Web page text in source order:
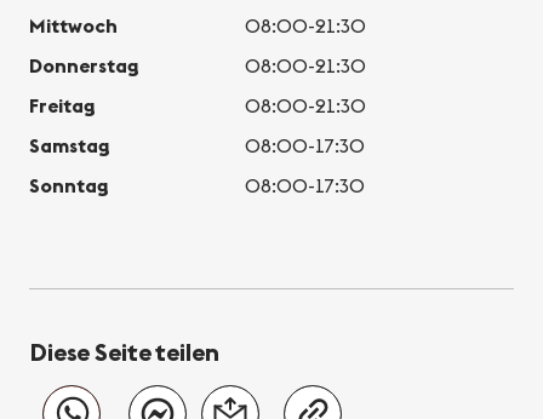
Mittwoch
08:00-21:30
Donnerstag
08:00-21:30
Freitag
08:00-21:30
Samstag
08:00-17:30
Sonntag
08:00-17:30
Diese Seite teilen